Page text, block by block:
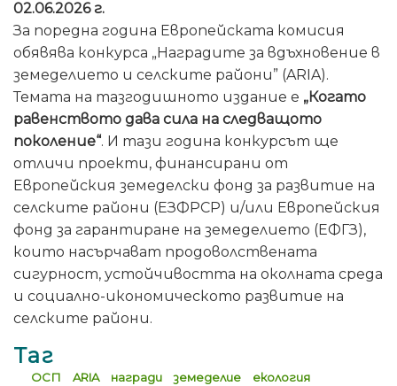
02.06.2026 г.
За поредна година Европейската комисия
обявява конкурса „Наградите за вдъхновение в
земеделието и селските райони” (ARIA).
Темата на тазгодишното издание е „Когато
равенството дава сила на следващото
поколение“. И тази година конкурсът ще
отличи проекти, финансирани от
Европейския земеделски фонд за развитие на
селските райони (ЕЗФРСР) и/или Европейския
фонд за гарантиране на земеделието (ЕФГЗ),
които насърчават продоволствената
сигурност, устойчивостта на околната среда
и социално-икономическото развитие на
селските райони.
Таг
ОСП ARIA награди земеделие
екология